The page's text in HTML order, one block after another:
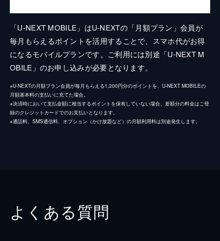
「U-NEXT MOBILE」はU-NEXTの「月額プラン」会員が
毎月もらえるポイントを活用することで、スマホ代がお得
になるモバイルプランです。ご利用には別途「U-NEXT M
OBILE」のお申し込みが必要となります。
※U-NEXTの月額プラン会員が毎月もらえる1,200円分のポイントを、U-NEXT MOBILEの
月額基本料の支払いに充てた場合。
※決済時において支払金額に相当するポイントを保有していない場合、差額分の料金はご登
録のクレジットカードでのお支払いとなります。
※通話料、SMS通信料、オプション（かけ放題など）の月額利用料は別途発生します。
よくある質問